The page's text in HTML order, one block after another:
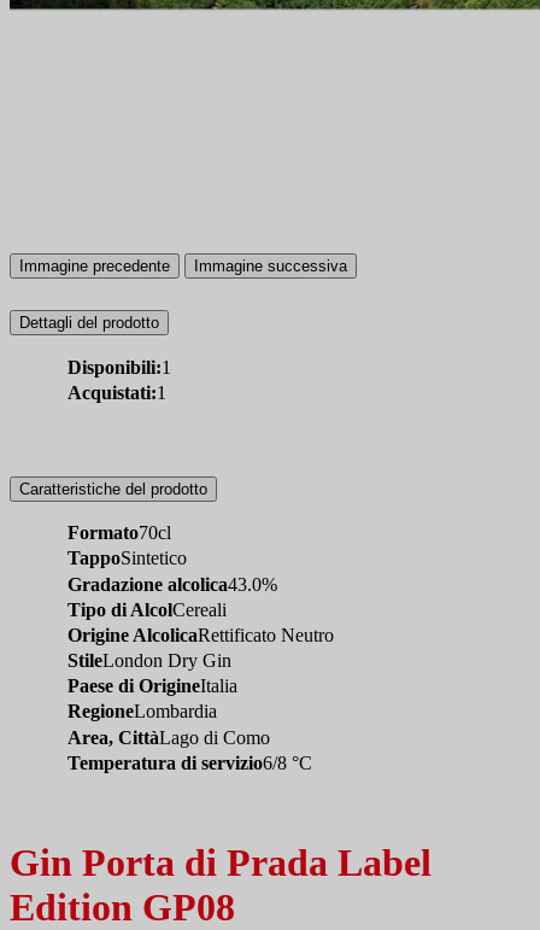
Immagine precedente Immagine successiva
Dettagli del prodotto
Disponibili:1
Acquistati:1
Caratteristiche del prodotto
Formato70cl
TappoSintetico
Gradazione alcolica43.0%
Tipo di AlcolCereali
Origine AlcolicaRettificato Neutro
StileLondon Dry Gin
Paese di OrigineItalia
RegioneLombardia
Area, CittàLago di Como
Temperatura di servizio6/8 °C
Gin Porta di Prada Label
Edition GP08